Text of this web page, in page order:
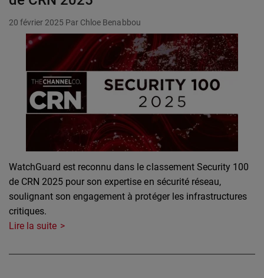
20 février 2025 Par Chloe Benabbou
WatchGuard est reconnu dans le classement Security 100
de CRN 2025 pour son expertise en sécurité réseau,
soulignant son engagement à protéger les infrastructures
critiques.
Lire la suite